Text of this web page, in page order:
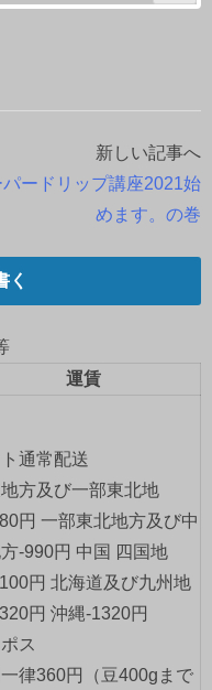
新しい記事へ
ードリップ講座2021始
めます。の巻
く
運賃
通常配送
方及び一部東北地
円 一部東北地方及び中
-990円 中国 四国地
円 北海道及び九州地
円 沖縄-1320円
ス
律360円（豆400gまで